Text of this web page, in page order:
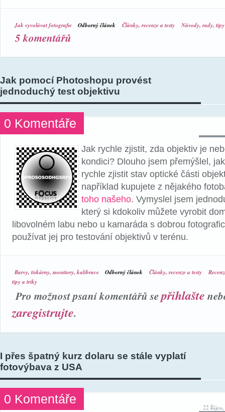
Jak vyvolávat fotografie Odborný článek Články, recenze a testy Návody, rady,
5 komentářů
Jak pomocí Photoshopu provést
jednoduchý test objektivu
0 Komentáře
Jak rychle zjistit, zda objektiv je
kondici? Dlouho jsem přemýšlel,
rychle zjistit stav optické části
například kupujete z nějakého
toho našeho. Vymyslel jsem
který si kdokoliv můžete vyrobit
libovolném labu nebo u kamaráda s dobrou
používat jej pro testování objektivů v terénu.
Barvy, tiskárny, monitory, kalibrace Odborný článek Články, recenze a testy
tipy a triky
Pro možnost psaní komentářů sepřihlašte
zaregistrujte.
I přes špatný kurz dolaru se stále vyplatí
fotovýbava z USA
22
0 Komentáře